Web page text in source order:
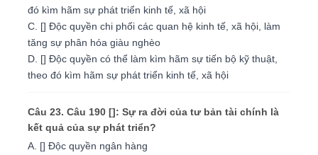
đó kìm hãm sự phát triển kinh tế, xã hội
C. [] Độc quyền chi phối các quan hệ kinh tế, xã hội, làm
tăng sự phân hóa giàu nghèo
D. [] Độc quyền có thể làm kìm hãm sự tiến bộ kỹ thuật,
theo đó kìm hãm sự phát triển kinh tế, xã hội
Câu 23. Câu 190 []: Sự ra đời của tư bản tài chính là
kết quả của sự phát triển?
A. [] Độc quyền ngân hàng